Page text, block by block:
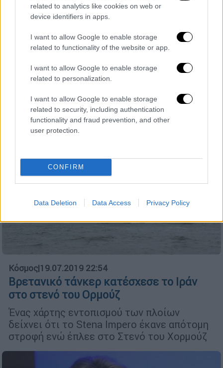
related to analytics like cookies on web or
device identifiers in apps.
I want to allow Google to enable storage
related to functionality of the website or app.
I want to allow Google to enable storage
related to personalization.
I want to allow Google to enable storage
related to security, including authentication
functionality and fraud prevention, and other
user protection.
CONFIRM
Data Deletion Data Access Privacy Policy
Ελλάδα|19.07.2019 23:02
Κιάτο: «Έθαψα τη μητέρα μου για τη
σύνταξή της»
Ομολόγησε στους αστυνομικούς ότι
σκότωσε τη μητέρα του για να πάρει τη
σύνταξή της
Κόσμος|19.07.2019 22:54
Βρετανικό τάνκερ κατέσχεσε το Ιράν
στο στενό του Ορμούζ
Ένας χάρτης εντοπισμού των πλοίων
δείχνει ότι το Stena Impero έκανε απότομη
στροφή ενώ έπλεε στο Στενό του Χορμούζ